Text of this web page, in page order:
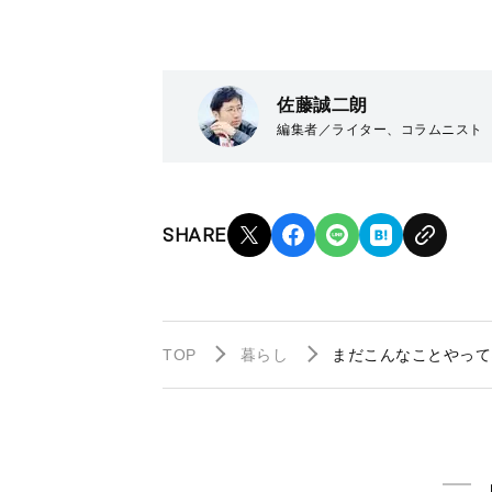
佐藤誠二朗
編集者／ライター、コラムニスト
SHARE
TOP 暮らし まだこんなことやっ